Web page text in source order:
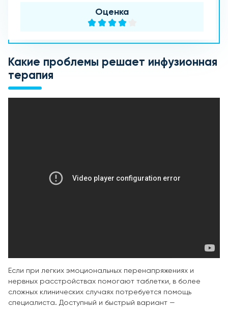
Оценка
Какие проблемы решает инфузионная
терапия
Если при легких эмоциональных перенапряжениях и
нервных расстройствах помогают таблетки, в более
сложных клинических случаях потребуется помощь
специалиста. Доступный и быстрый вариант —